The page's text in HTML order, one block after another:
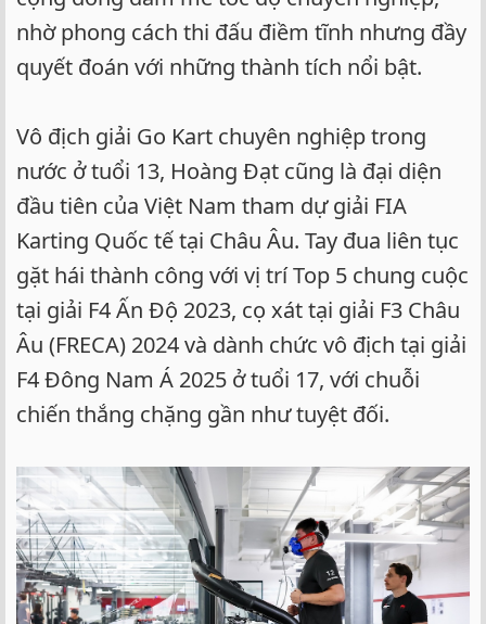
nhờ phong cách thi đấu điềm tĩnh nhưng đầy
quyết đoán với những thành tích nổi bật.
Vô địch giải Go Kart chuyên nghiệp trong
nước ở tuổi 13, Hoàng Đạt cũng là đại diện
đầu tiên của Việt Nam tham dự giải FIA
Karting Quốc tế tại Châu Âu. Tay đua liên tục
gặt hái thành công với vị trí Top 5 chung cuộc
tại giải F4 Ấn Độ 2023, cọ xát tại giải F3 Châu
Âu (FRECA) 2024 và dành chức vô địch tại giải
F4 Đông Nam Á 2025 ở tuổi 17, với chuỗi
chiến thắng chặng gần như tuyệt đối.